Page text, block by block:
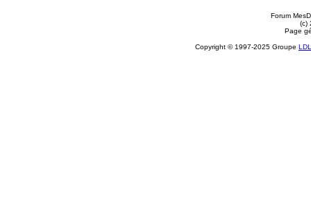
Forum
(c)
Page
Copyright © 1997-2025 Groupe